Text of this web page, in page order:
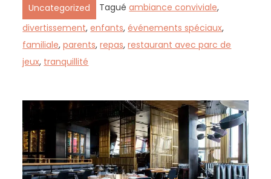
Uncategorized Taguéambiance conviviale,
divertissement,enfants,événements spéciaux,
familiale,parents,repas,restaurant avec parc de
jeux, tranquillité